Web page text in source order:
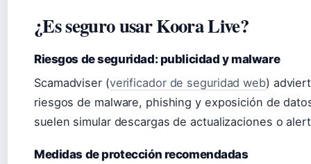
¿Es seguro usar Koora Live?
Riesgos de seguridad: publicidad y malware
Scamadviser (verificador de seguridad web)
riesgos de malware, phishing y exposición de
suelen simular descargas de actualizaciones o
Medidas de protección recomendadas